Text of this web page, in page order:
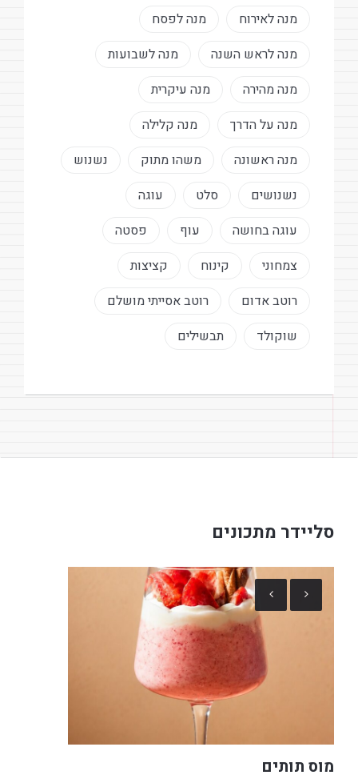
מנה לאירוח
מנה לפסח
מנה לראש השנה
מנה לשבועות
מנה מהירה
מנה עיקרית
מנה על הדרך
מנה קלילה
מנה ראשונה
משהו מתוק
נשנוש
נשנושים
סלט
עוגה
עוגה בחושה
עוף
פסטה
צמחוני
קינוח
קציצות
רוטב אדום
רוטב אסייתי מושלם
שוקולד
תבשילים
סליידר מתכונים
מוס תותים